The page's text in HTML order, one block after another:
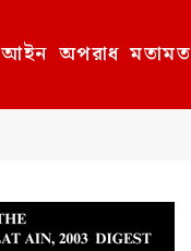
আইন অপরাধ মতামত